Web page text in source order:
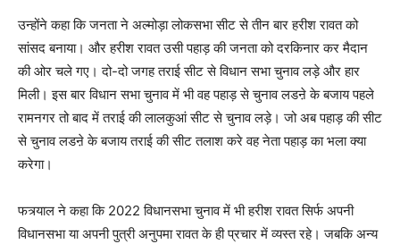
उन्होंने कहा कि जनता ने अल्मोड़ा लोकसभा सीट से तीन बार हरीश रावत को
सांसद बनाया। और हरीश रावत उसी पहाड़ की जनता को दरकिनार कर मैदान
की ओर चले गए। दो-दो जगह तराई सीट से विधान सभा चुनाव लड़े और हार
मिली। इस बार विधान सभा चुनाव में भी वह पहाड़ से चुनाव लडऩे के बजाय पहले
रामनगर तो बाद में तराई की लालकुआं सीट से चुनाव लड़े। जो अब पहाड़ की सीट
से चुनाव लडऩे के बजाय तराई की सीट तलाश करे वह नेता पहाड़ का भला क्या
करेगा।
फत्र्याल ने कहा कि 2022 विधानसभा चुनाव में भी हरीश रावत सिर्फ अपनी
विधानसभा या अपनी पुत्री अनुपमा रावत के ही प्रचार में व्यस्त रहे। जबकि अन्य